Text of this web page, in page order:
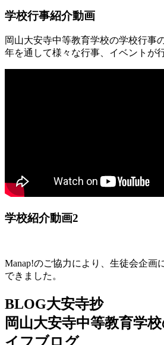
学校行事紹介動画
岡山大安寺中等教育学校の学校行事
年を通して様々な行事、イベントが
学校紹介動画2
Manap!のご協力により、生徒会企画
できました。
BLOG大安寺抄
岡山大安寺中等教育学
イフブログ